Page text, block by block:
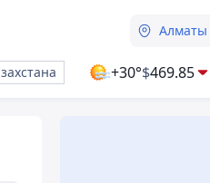
Алматы
+30°$469.85